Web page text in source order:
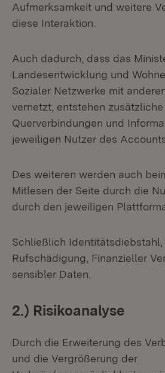
Aufmerksamkeit und weitere
diese Interaktion.
Auch dadurch, dass das
Landesentwicklung und
Sozialer Netzwerke mit
vernetzt, entstehen zusätzliche
Querverbindungen und
jeweiligen Nutzer des
Des weiteren werden auch
Mitlesen der Seite durch die
durch den jeweiligen
Schließlich Identitätsdiebstahl,
Rufschädigung, Finanzieller
sensibler Daten.
2.) Risikoanalyse
Durch die Erweiterung des
und die Vergrößerung der